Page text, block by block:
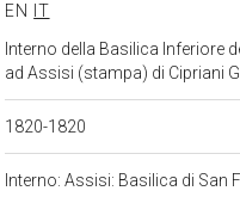
EN
IT
Interno della Basilica Inferiore
ad Assisi (stampa) di Cipriani
1820-1820
Interno: Assisi: Basilica di San